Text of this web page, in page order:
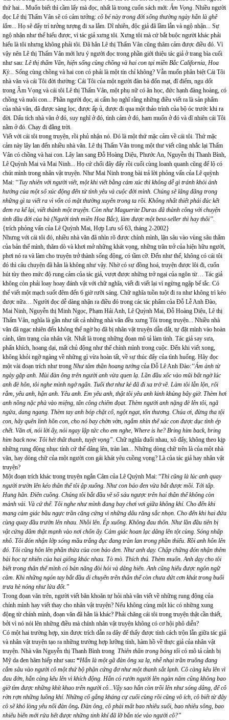
thứ hai... Muốn biết thì cầm lấy mà đọc, nhất là trong cuốn sách mới:Âm Vọng. Nhiều người
đọc Lê thị Thấm Vân sẽ có cảm tưởng: cô bé này trong đời sống thường ngày hẳn là ghê
lắm... Họ sẽ đẩy trí tưởng tượng đi xa lắm. Dĩ nhiên, độc giả đã lầm lẫn và ngộ nhận... Sự
ngộ nhận như thế hiểu được, vì tác giả xưng tôi. Xưng tôi mà cứ bắt buộc người khác phải
hiểu là tôi nhưng không phải tôi. Đã hẳn Lê thị Thấm Vân cũng thâm cảm được điều đó. Vì
vậy nên Lê thị Thấm Vân mới lưu ý người đọc trong phần giới thiệu tác giả ở trang bìa cuối
như sau: Lê thị thấm Vân, hiện sống cùng chồng và hai con tại miền Bắc California, Hoa
Kỳ... Sống cùng chồng và hai con có phải là một tín chỉ không? Vẫn muốn phân biệt Cái Tôi
nhà văn và cái Tôi đời thường: Cái Tôi của một người đàn bà đốn mạt, đĩ điếm, ngu dốt
trong Âm Vọng và cái tôi Lê thị Thấm Vân, một phụ nữ có ăn học, đức hạnh đàng hoàng, có
chồng và nuôi con... Phần người đọc, ai cấm họ nghĩ rằng những điều viết ra là sản phẩm
của nhà văn, đã được sàng lọc, được ấp ủ, được đi qua một thảo trình của bộ óc trước khi ra
đời. Dấu tích nhà văn ở đó, suy nghĩ ở đó, tình cảm ở đó, ham muốn ở đó và dĩ nhiên cái Tôi
nằm ở đó. Chạy đi đằng trời.
Viết với cái tôi trong truyện, rồi phủ nhận nó. Đó là một thứ mặc cảm về cái tôi. Thứ mặc
cảm này lây lan đến nhiều nhà văn. Lê thị Thấm Vân trong một thư viết cũng nhắc lại Thấm
Vân có chồng và hai con. Lây lan sang Đỗ Hoàng Diệu, Phước An, Nguyễn thị Thanh Bình,
Lê Quỳnh Mai và Mai Ninh... Họ cứ chối đây đẩy rồi cuối cùng loanh quanh cũng để lộ có
chút mình trong nhân vật truyện. Như Mai Ninh trong bài trả lời phỏng vấn của Lê quỳnh
Mai: ‘‘Tuy nhiên với người viết, một khi viết bằng cảm xúc thì không dễ gì tránh khỏi ảnh
hưởng của một số xúc động đến từ tình yêu và cuộc đời mình. Chúng sẽ lãng đãng trong
những gì ta viết ra vì vốn có mặt thường xuyên trong ta rồi. Không nhất thiết phải đúc kết
đem ra kể lại, viết thành một truyện. Còn như Maguerite Duras đã thành công với chuyện
tình đầu đời của bà (Người tình miền Hoa Bắc), làm được một best-seller thì hay thôi’’.
{trích phỏng vấn của Lê Quỳnh Mai, Hợp Lưu số 63, tháng 2-2002}
Nhưng với cái tôi đó, nhiều nhà văn đã nhìn rõ được chính mình, lặn sâu vào vùng sâu thẳm
của bản thể mình, thăm dò và khơi mở những khát vọng, những trăn trở của hiện hữu người,
phơi nó ra và làm cho truyện trở thành sống động, có tầm cỡ. Đến như thể, không có cái tôi
đó thì câu chuyện đã hẳn là không như vậy. Nhờ có sự đồng hoá, truyện được lôi đi, cuốn
hút tùy theo mức độ rung cảm của tác giả, vượt được những trở ngại của ngôn từ… Tác giả
không còn phải loay hoay đánh vật với chữ nghĩa, viết đi viết lại vì ngừng ngập bế tắc. Có
thể viết một mạch suốt đêm đến 6 giờ rưỡi sáng. Chữ nghĩa tuồn tuột đi ra như không trì kéo
được nữa… Người đọc dễ dàng nhận ra điều đó trong các tác phẩm của Đỗ Lễ Anh Đào,
Mai Ninh, Nguyễn thị Minh Ngọc, Phạm Hải Anh, Lê Quỳnh Mai, Đỗ Hoàng Diệu, Lê thị
Thấm Vân, nghĩa là gần như tất cả những nhà văn đều xưng Tôi trong truyện... Nhiều nhà
văn đã ngạc nhiên đến không thể ngờ họ đã bị nhân vật truyện dẫn dắt, tự đặt mình vào hoàn
cảnh, tâm trạng của nhân vật. Nhất là trong những đọan mô tả làm tình. Tác giả say sưa,
phấn khích, hoang dại, mất chủ động như thể chính mình trong cuộc. Đến khi viết xong,
không khỏi ngỡ ngàng về những gì vừa hoàn tất, về sự thúc đẩy của tình huống. Hãy đọc
một vài đoạn trích như trong Như tâm thần hoang tưởng của Đỗ Lê Anh Đào:‘‘Ám ảnh từ
ngày gặp anh. Mùi đàn ông trên người anh vừa quen lạ. Lần đầu xốc vào mũi bất ngờ lúc
anh đè hôn, tôi nghe mình ngớ ngẩn. Tuổi thơ như kẻ đã đi xa trở về. Làm tôi lẫn lộn, rối
rắm, yêu anh, hận anh. Yêu anh. Em yêu anh, thật tôi yêu anh kinh khủng bây giờ. Thèm hơi
anh nồng nặc phà vào miệng, tấn công chiếm đọat. Thèm người anh nặng đè lên tôi, ngã
ngửa, dang ngang. Thèm tay anh bóp chặt cổ, ngột ngạt, tổn thương. Chúa ơi, đừng tha tội
con, hãy quên linh hồn con, cho nó bay chờn vờn, ngắm nhìn thể xác con được dục tình ép
chết. Văn ơi, nói lời ấy, nói ngay lập tức cho em nghe, Where is he? Bring him back, bring
him back now. Tôi hét thất thanh, tuyệt vọng”. Chữ nghĩa đuổi nhau, xô đẩy, không theo kịp
những rung động nhục tính cứ thế dâng lên, tràn lan... Những dòng chữ trên là của một nhà
văn, hay dòng chữ của một người con gái khát yêu cuồng vọng? Là của tác giả hay nhân vật
truyện?
Một đoạn trích khác trong truyện ngắn Câm của Lê Quỳnh Mai: “Thì cũng là lúc anh quay
người trườn lên kéo thân thể tôi ập xuống. Như con báo đen vừa bắt được mồi. Tới tấp.
Hung hãn. Điên cuồng. Chúng tôi bắt đầu vẽ số sáu ngược trên hai thân thể không còn
mảnh vải. Và cứ thế. Tôi nghe như mình đang bay chơi vơi giữa không khí. Cho đến khi
mang cảm giác bầu ngực trần căng cứng vì những dấu răng sắc nhọn. Cho đến khi hai đứa
cùng quay đầu trườn lên nhau. Nhồi lên. Ép xuống. Không đau thốn. Như lần đầu tiên bị
vật cứng đâm thật mạnh vào nơi chốn ấy. Cảm giác hoan lạc dâng lên tột cùng. Sóng nhấp
nhô. Tôi đón nhận lớp sóng mầu trắng đục đang tràn lan trong phần thiếu. Rồi anh hôn lên
đó. Tôi cũng hôn lên phần thừa của con báo đen. Như anh dạy. Chập chững đón nhận thêm
bài học tự nhiên của hai giống khác nhau. Tò mò. Thích thú. Thèm muốn. Anh dạy cho tôi
biết trong thân thể mình có bản năng đòi hỏi và dâng hiến. Anh cũng hiểu được ngôn ngữ
câm. Khi những ngón tay bắt đầu di chuyển trên thân thể còn chưa dứt cơn khát trong buổi
trưa hè nóng như lửa đốt.”
Trong đọan văn trên, người viết băn khoăn tự hỏi nhà văn viết về những rung động của
chính mình hay viết thay cho nhân vật truyện? Nếu không cùng một lúc có những xung
động từ chính mình, đoạn văn đã hẳn là khác? Phải chăng cái tôi trong truyện thật cần thiết,
bởi vì nó nói lên những điều mà chính nhân vật truyện không có cơ hội phô diễn?
Có một hai trường hợp, xin được trích dẫn ra dây để thấy được tính cách trộn lẫn giữa tác giả
và nhân vật truyện tạo ra những trường hợp lưỡng tính, hàm hồ về thực giả của nhân vật
truyện. Nhà văn Nguyễn thị Thanh Bình trong Thiên thần trong bóng tối có mô tả cảnh bị
Mỹ da đen hãm hiếp như sau: “Hắn là một gã đàn ông xa lạ, nhễ nhại trần truồng đang
cắm sâu vào người cô một thứ bộ phận cứng đơ như một thanh sắt lạnh. Cô càng kêu lên vì
đau đớn, hắn càng kêu lên vì khích động. Hắn có rướn người lên ngàn năm cũng không bao
giờ tìm được những khít khao trên người cô...Vậy sao hắn còn trồi lên như sóng dâng, để cô
rờn rợn những luồng khí. Những cố gắng kháng cự cuối cùng rồi cũng vô ích, cô biết từ đây
cô sẽ khó lòng yêu nổi đàn ông. Đàn ông, cô phải mất bao nhiêu suối, bao nhiêu sông, bao
nhiêu biển mới rửa hết được những tinh khí đã lỡ bắn tóe vào người cô?”